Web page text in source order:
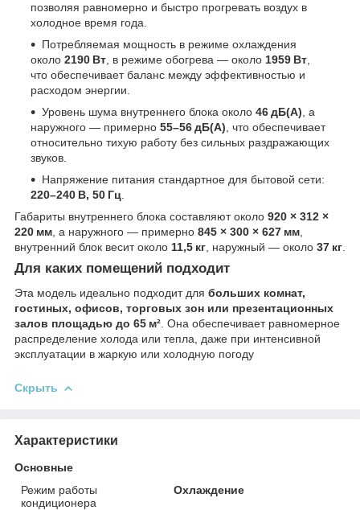
позволяя равномерно и быстро прогревать воздух в
холодное время года.
Потребляемая мощность в режиме охлаждения
около 2190 Вт, в режиме обогрева — около 1959 Вт,
что обеспечивает баланс между эффективностью и
расходом энергии.
Уровень шума внутреннего блока около 46 дБ(А), а
наружного — примерно 55–56 дБ(А), что обеспечивает
относительно тихую работу без сильных раздражающих
звуков.
Напряжение питания стандартное для бытовой сети:
220–240 В, 50 Гц.
Габариты внутреннего блока составляют около 920 × 312 ×
220 мм, а наружного — примерно 845 × 300 × 627 мм,
внутренний блок весит около 11,5 кг, наружный — около 37 кг.
Для каких помещений подходит
Эта модель идеально подходит для больших комнат,
гостиных, офисов, торговых зон или презентационных
залов площадью до 65 м² . Она обеспечивает равномерное
распределение холода или тепла, даже при интенсивной
эксплуатации в жаркую или холодную погоду
Скрыть
Характеристики
Основные
Режим работы
кондиционера
Охлаждение